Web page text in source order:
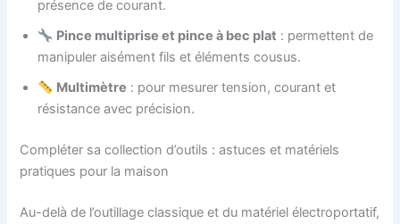
présence de courant.
Pince multiprise et pince à bec plat : permettent de
manipuler aisément fils et éléments cousus.
Multimètre : pour mesurer tension, courant et
résistance avec précision.
Compléter sa collection d’outils : astuces et matériels
pratiques pour la maison
Au-delà de l’outillage classique et du matériel électroportatif,